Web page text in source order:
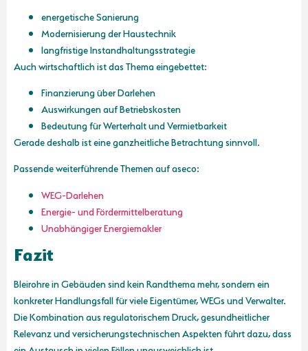
energetische Sanierung
Modernisierung der Haustechnik
langfristige Instandhaltungsstrategie
Auch wirtschaftlich ist das Thema eingebettet:
Finanzierung über Darlehen
Auswirkungen auf Betriebskosten
Bedeutung für Werterhalt und Vermietbarkeit
Gerade deshalb ist eine ganzheitliche Betrachtung sinnvoll.
Passende weiterführende Themen auf aseco:
WEG-Darlehen
Energie- und Fördermittelberatung
Unabhängiger Energiemakler
Fazit
Bleirohre in Gebäuden sind kein Randthema mehr, sondern ein
konkreter Handlungsfall für viele Eigentümer, WEGs und Verwalter.
Die Kombination aus regulatorischem Druck, gesundheitlicher
Relevanz und versicherungstechnischen Aspekten führt dazu, dass